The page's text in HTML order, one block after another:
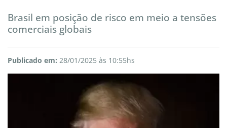
Brasil em posição de risco em meio a tensões
comerciais globais
Publicado em: 28/01/2025 às 10:55hs